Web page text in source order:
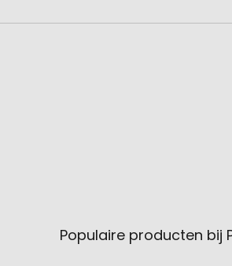
Populaire producten bij